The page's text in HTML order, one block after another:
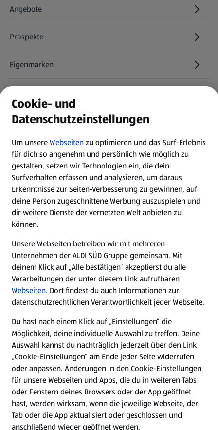
Angebote
Prospekte
Eigenmarken
Newsletter
WhatsApp
Über ALDI SÜD
Filialen
Nachhaltigkeit
Karriere
Presse
Hilfe & Kontakt
(öffnet in einem neuen Tab)
Unternehmen
Folge uns hier:
Cookie- und
Datenschutzeinstellungen
Um unsereWebseitenzu optimieren und das Surf-Erlebnis
für dich so angenehm und persönlich wie möglich zu
gestalten, setzen wir Technologien ein, die dein
Surfverhalten erfassen und analysieren, um daraus
Erkenntnisse zur Seiten-Verbesserung zu gewinnen, auf
deine Person zugeschnittene Werbung auszuspielen und
dir weitere Dienste der vernetzten Welt anbieten zu
können.
Unsere Webseiten betreiben wir mit mehreren
Unternehmen der ALDI SÜD Gruppe gemeinsam. Mit
deinem Klick auf „Alle bestätigen“ akzeptierst du alle
Verarbeitungen der unter diesem Link aufrufbaren
Webseiten. Dort findest du auch Informationen zur
datenschutzrechtlichen Verantwortlichkeit jeder Webseite.
Du hast nach einem Klick auf „Einstellungen“ die
Möglichkeit, deine individuelle Auswahl zu treffen. Deine
Auswahl kannst du nachträglich jederzeit über den Link
„Cookie-Einstellungen“ am Ende jeder Seite widerrufen
oder anpassen. Änderungen in den Cookie-Einstellungen
für unsere Webseiten und Apps, die du in weiteren Tabs
oder Fenstern deines Browsers oder der App geöffnet
hast, werden wirksam, wenn die jeweilige Webseite, der
Tab oder die App aktualisiert oder geschlossen und
anschließend wieder geöffnet werden.